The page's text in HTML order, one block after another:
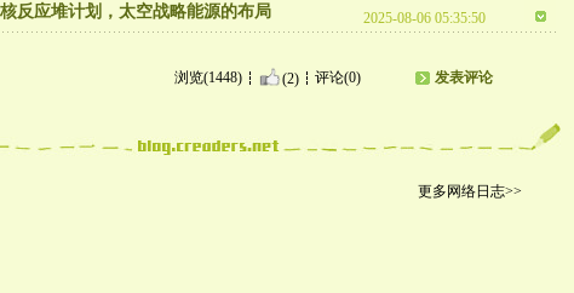
反应堆计划，太空战略能源的布局 2025-08-06 05:35:50
浏览(1448) (2) 评论(0) 发表评论
更多网络日志>>